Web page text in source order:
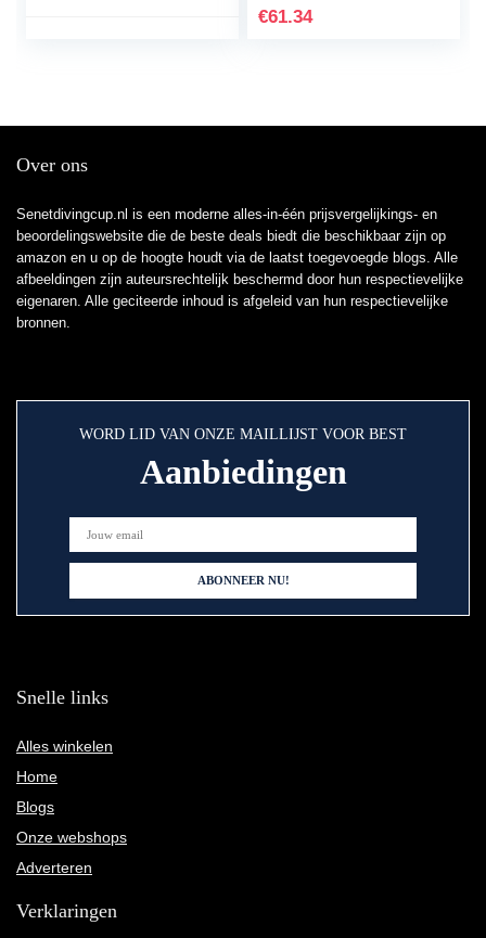
F800GS F700GS
€61.34
Over ons
Senetdivingcup.nl is een moderne alles-in-één prijsvergelijkings- en
beoordelingswebsite die de beste deals biedt die beschikbaar zijn op
amazon en u op de hoogte houdt via de laatst toegevoegde blogs. Alle
afbeeldingen zijn auteursrechtelijk beschermd door hun respectievelijke
eigenaren. Alle geciteerde inhoud is afgeleid van hun respectievelijke
bronnen.
WORD LID VAN ONZE MAILLIJST VOOR BEST
Aanbiedingen
Snelle links
Alles winkelen
Home
Blogs
Onze webshops
Adverteren
Verklaringen